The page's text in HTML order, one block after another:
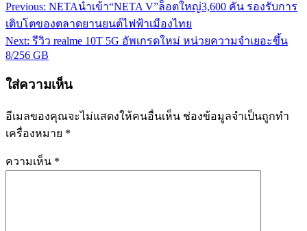
แนะแนว
เรื่อง
Previous: NETAนำเข้า“NETA V”ล็อตใหญ่3,600 คัน รองรับการ
เติบโตของตลาดยานยนต์ไฟฟ้าเมืองไทย
Next: รีวิว realme 10T 5G อัพเกรดใหม่ หน่วยความจำเยอะขึ้น
8/256 GB
ใส่ความเห็น
อีเมลของคุณจะไม่แสดงให้คนอื่นเห็น ช่องข้อมูลจำเป็นถูกทำ
เครื่องหมาย *
ความเห็น *